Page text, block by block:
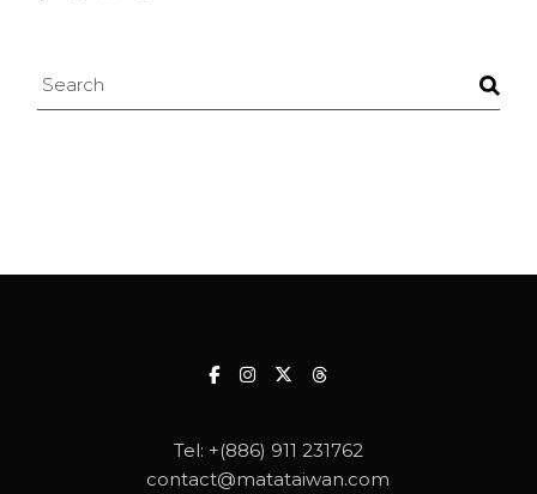
Search
Tel: +(886) 911 231762
contact@matataiwan.com